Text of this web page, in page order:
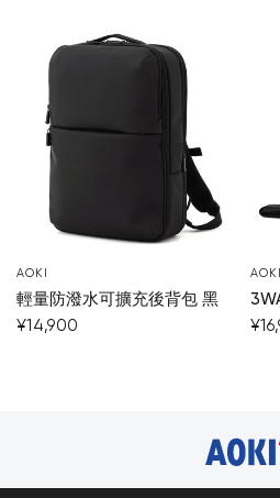
AOKI
輕量防潑水可擴充後背包 黑
¥14,900
AOKI